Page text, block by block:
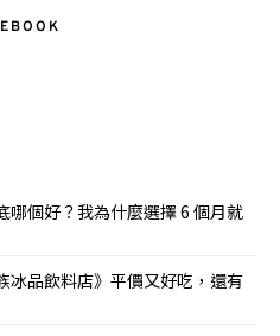
哪個好？我為什麼選擇 6 個月就
冰品飲料店》平價又好吃，還有